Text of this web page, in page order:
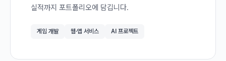
실적까지 포트폴리오에 담깁니다.
게임 개발 웹·앱 서비스 AI 프로젝트